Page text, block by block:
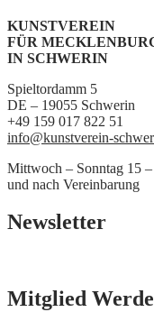
KUNSTVEREIN
FÜR
IN SCHWERIN
Spieltordamm 5
DE – 19055 Schwerin
+49 159 017 822 51
info@kunstverein-
Mittwoch – Sonntag 15
und nach Vereinbarung
Newsletter
Mitglied